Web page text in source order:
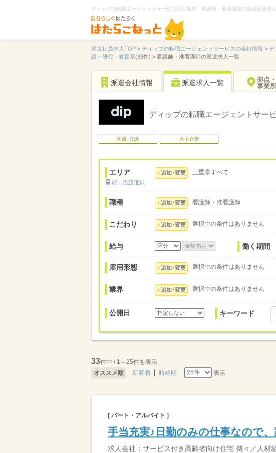
ディップの転職エージェントサービスの三重県、看護師・准看護師の派遣社員求人
派遣社員求人TOP > ディップの転職エージェントサービスの会社情報 > デ
護・研究・教育系(33件) > 看護師・准看護師の派遣求人一覧
派遣会社情報 派遣求人一覧
拠点・
事業
ディップの転職エージェントサー
医療･介護
大手企業
エリア
駅・沿線選択
追加･変更 三重県すべて
職種 追加･変更 看護師・准看護師
こだわり 追加･変更 選択中の条件はありません
給与 働く期間
雇用形態 追加･変更 選択中の条件はありません
業界 追加･変更 選択中の条件はありません
公開日 キーワード
33件中 / 1～25件を表示
オススメ順
新着順 時給順 表示
[ パート・アルバイト ]
手当充実♪日勤のみの仕事なので
求人会社：サービス付き高齢者向け住宅 傳々／人材